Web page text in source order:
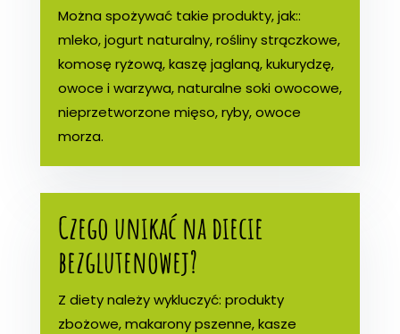
Można spożywać takie produkty, jak::
mleko, jogurt naturalny, rośliny strączkowe,
komosę ryżową, kaszę jaglaną, kukurydzę,
owoce i warzywa, naturalne soki owocowe,
nieprzetworzone mięso, ryby, owoce
morza.
Czego unikać na diecie
bezglutenowej?
Z diety należy wykluczyć: produkty
zbożowe, makarony pszenne, kasze